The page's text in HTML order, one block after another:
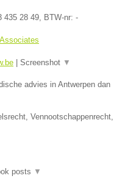
435 28 49, BTW-nr: -
Screenshot ▼
advies in Antwerpen dan
Vennootschappenrecht,
posts ▼